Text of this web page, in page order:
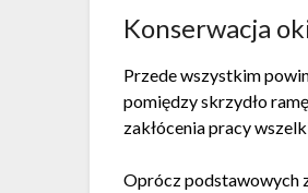
Konserwacja
Przede wszystkim
pomiędzy skrzydło
zakłócenia pracy
Oprócz podstawowych